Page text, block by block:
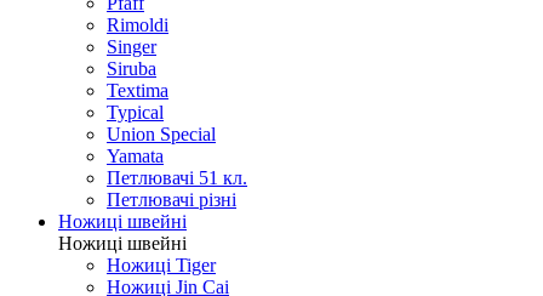
Rimoldi
Singer
Siruba
Textima
Typical
Union Special
Yamata
Петлювачі 51 кл.
Петлювачі різні
Ножиці швейні
Ножиці швейні
Ножиці Tiger
Ножиці Jin Cai